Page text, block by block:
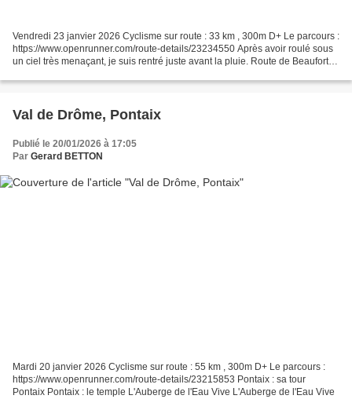
Vendredi 23 janvier 2026 Cyclisme sur route : 33 km , 300m D+ Le parcours :
https://www.openrunner.com/route-details/23234550 Après avoir roulé sous
un ciel très menaçant, je suis rentré juste avant la pluie. Route de Beaufort-
Val de Drôme, Pontaix
Publié le 20/01/2026 à 17:05
Par Gerard BETTON
Mardi 20 janvier 2026 Cyclisme sur route : 55 km , 300m D+ Le parcours :
https://www.openrunner.com/route-details/23215853 Pontaix : sa tour
Pontaix Pontaix : le temple L'Auberge de l'Eau Vive L'Auberge de l'Eau Vive